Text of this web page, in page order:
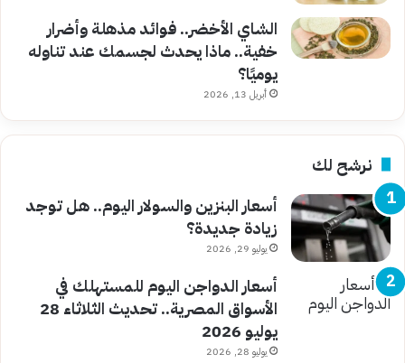
الشاي الأخضر.. فوائد مذهلة وأضرار
خفية.. ماذا يحدث لجسمك عند تناوله
يوميًا؟
أبريل 13, 2026
نرشح لك
أسعار البنزين والسولار اليوم.. هل توجد
زيادة جديدة؟
يوليو 29, 2026
أسعار الدواجن اليوم للمستهلك في
الأسواق المصرية.. تحديث الثلاثاء 28
يوليو 2026
يوليو 28, 2026